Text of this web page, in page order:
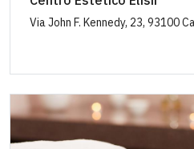
Via John F. Kennedy, 23, 93100